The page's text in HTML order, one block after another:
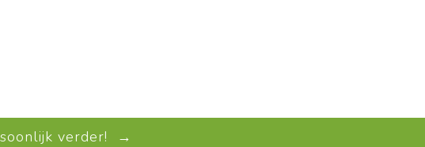
verder! →